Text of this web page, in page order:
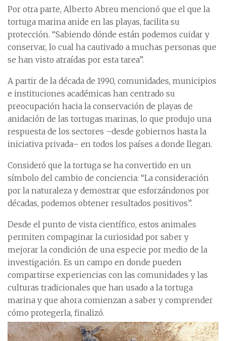
Por otra parte, Alberto Abreu mencionó que el que la
tortuga marina anide en las playas, facilita su
protección. “Sabiendo dónde están podemos cuidar y
conservar, lo cual ha cautivado a muchas personas que
se han visto atraídas por esta tarea”.
A partir de la década de 1990, comunidades, municipios
e instituciones académicas han centrado su
preocupación hacia la conservación de playas de
anidación de las tortugas marinas, lo que produjo una
respuesta de los sectores –desde gobiernos hasta la
iniciativa privada– en todos los países a donde llegan.
Consideró que la tortuga se ha convertido en un
símbolo del cambio de conciencia: “La consideración
por la naturaleza y demostrar que esforzándonos por
décadas, podemos obtener resultados positivos”.
Desde el punto de vista científico, estos animales
permiten compaginar la curiosidad por saber y
mejorar la condición de una especie por medio de la
investigación. Es un campo en donde pueden
compartirse experiencias con las comunidades y las
culturas tradicionales que han usado a la tortuga
marina y que ahora comienzan a saber y comprender
cómo protegerla, finalizó.